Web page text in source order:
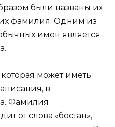
были названы их
их фамилия. Одним из
имен является
может иметь
в
Фамилия
от слова «бостан»,